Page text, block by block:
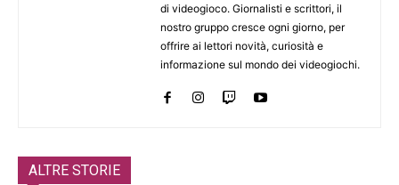
di videogioco. Giornalisti e scrittori, il
nostro gruppo cresce ogni giorno, per
offrire ai lettori novità, curiosità e
informazione sul mondo dei videogiochi.
ALTRE STORIE